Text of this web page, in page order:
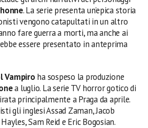
. La serie presenta un’epica storia
vengono catapultati in un altro
fare guerra a morti, ma anche ai
essere presentato in anteprima
Vampiro ha sospeso la produzione
a luglio. La serie TV horror gotico di
principalmente a Praga da aprile.
gli inglesi Assad Zaman, Jacob
Sam Reid e Eric Bogosian.